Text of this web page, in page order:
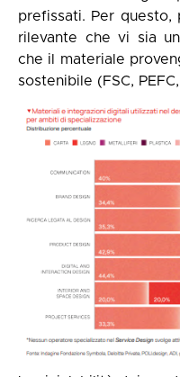
prefissati. Per
rilevante che vi sia
che il materiale
sostenibile (FSC,